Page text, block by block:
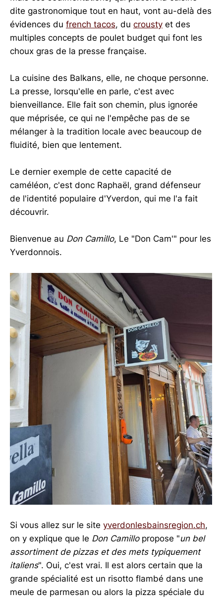
dite gastronomique tout en haut, vont au-delà des
évidences du french tacos, du crousty et des
multiples concepts de poulet budget qui font les
choux gras de la presse française.
La cuisine des Balkans, elle, ne choque personne.
La presse, lorsqu'elle en parle, c'est avec
bienveillance. Elle fait son chemin, plus ignorée
que méprisée, ce qui ne l'empêche pas de se
mélanger à la tradition locale avec beaucoup de
fluidité, bien que lentement.
Le dernier exemple de cette capacité de
caméléon, c'est donc Raphaël, grand défenseur
de l'identité populaire d'Yverdon, qui me l'a fait
découvrir.
Bienvenue au Don Camillo, Le "Don Cam'" pour les
Yverdonnois.
Si vous allez sur le site yverdonlesbainsregion.ch,
on y explique que le Don Camillopropose "un bel
assortiment de pizzas et des mets typiquement
italiens". Oui, c'est vrai. Il est alors certain que la
grande spécialité est un risotto flambé dans une
meule de parmesan ou alors la pizza spéciale du